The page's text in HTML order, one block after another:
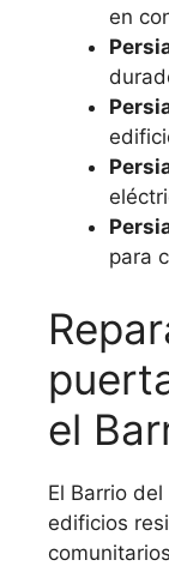
en
para
el
El Barrio
edificios